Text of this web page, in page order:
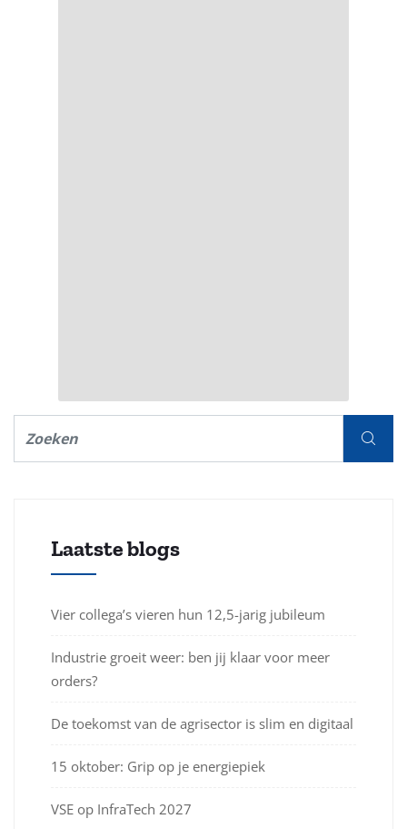
Laatste blogs
Vier collega’s vieren hun 12,5-jarig jubileum
Industrie groeit weer: ben jij klaar voor meer
orders?
De toekomst van de agrisector is slim en digitaal
15 oktober: Grip op je energiepiek
VSE op InfraTech 2027